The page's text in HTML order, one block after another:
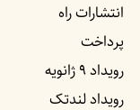
انتشارات راه
پرداخت
رویداد ۹ ژانویه
رویداد لندتک